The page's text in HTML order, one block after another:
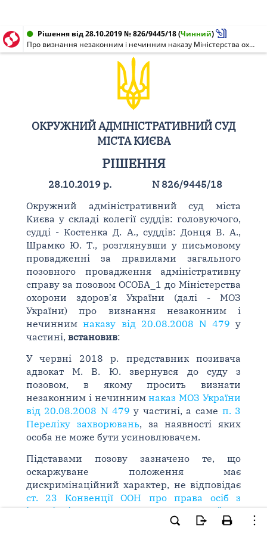
Рішення від 28.10.2019 № 826/9445/18(Чинний)
Про визнання незаконним і нечинним наказу Міністерства охорони здоров'я України від 20.08.2008 N 479
ОКРУЖНИЙ АДМІНІСТРАТИВНИЙ СУД
МІСТА КИЄВА
РІШЕННЯ
28.10.2019 р.
N 826/9445/18
Окружний адміністративний суд міста
Києва у складі колегії суддів: головуючого,
судді - Костенка Д. А., суддів: Донця В. А.,
Шрамко Ю. Т., розглянувши у письмовому
провадженні за правилами загального
позовного провадження адміністративну
справу за позовом ОСОБА_1 до Міністерства
охорони здоров'я України (далі - МОЗ
України) про визнання незаконним і
нечиннимнаказу від 20.08.2008 N 479 у
частині, встановив:
У червні 2018 р. представник позивача
адвокат М. В. Ю. звернувся до суду з
позовом, в якому просить визнати
незаконним і нечиннимнаказ МОЗ України
від 20.08.2008 N 479 у частині, а саме п. 3
Переліку захворювань, за наявності яких
особа не може бути усиновлювачем.
Підставами позову зазначено те, що
оскаржуване положення має
дискримінаційний характер, не відповідає
ст. 23 Конвенції ООН про права осіб з
інвалідністю
ст. 14 Закону України "Про
протидію поширенню хвороб, зумовлених